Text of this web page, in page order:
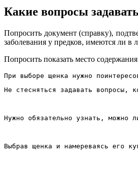
Какие вопросы
Попросить документ (справку),
заболевания у предков, имеются ли в
Попросить показать место
Не стесняться задавать вопросы,
Нужно обязательно узнать, можно
Выбрав щенка и намереваясь его